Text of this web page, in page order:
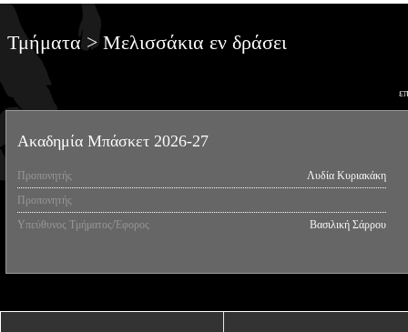
Τμήματα > Μελισσάκια εν δράσει
Ακαδημία Μπάσκετ 2026-27
Προπονητής
Λυδία Κυριακάκη
Προπονητής
Υπεύθυνος Τμήματος/Έφορος
Βασιλική Σάρρου